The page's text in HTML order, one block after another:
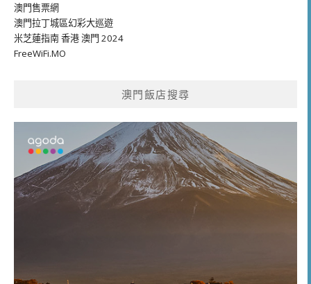
澳門售票網
澳門拉丁城區幻彩大巡遊
米芝蓮指南 香港 澳門 2024
FreeWiFi.MO
澳門飯店搜尋